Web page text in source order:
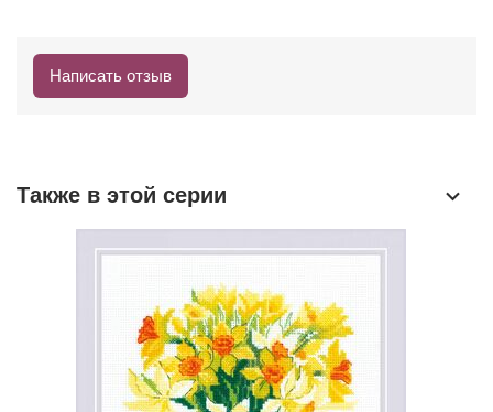
Написать отзыв
Также в этой серии